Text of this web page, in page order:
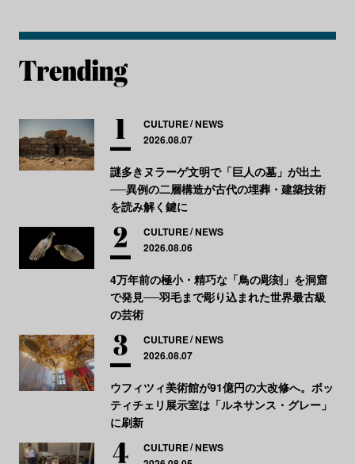
CULTURE NEWS
2026.08.07
謎多きヌラーゲ文明で「巨人の墓」が出土
──異例の二層構造が古代の埋葬・建築技術
を読み解く鍵に
CULTURE NEWS
2026.08.06
4万年前の極小・精巧な「鳥の彫刻」を洞窟
で発見──羽毛まで彫り込まれた世界最古級
の芸術
CULTURE NEWS
2026.08.07
ウフィツィ美術館が91億円の大改修へ。ボッ
ティチェリ展示室は「ルネサンス・グレー」
に刷新
CULTURE NEWS